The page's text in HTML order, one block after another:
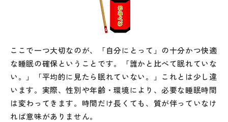
ここで一つ大切なのが、「自分にとって」の十分かつ快適
な睡眠の確保ということです。「誰かと比べて眠れていな
い。」「平均的に見たら眠れていない。」これとは少し違
います。実際、性別や年齢・環境により、必要な睡眠時間
は変わってきます。時間だけ長くても、質が伴っていなけ
れば意味がありません。